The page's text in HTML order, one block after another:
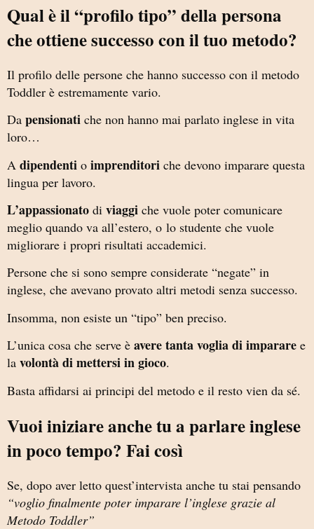
Qual è il “profilo tipo” della persona
che ottiene successo con il tuo metodo?
Il profilo delle persone che hanno successo con il metodo
Toddler è estremamente vario.
Da pensionati che non hanno mai parlato inglese in vita
loro…
A dipendenti o imprenditori che devono imparare questa
lingua per lavoro.
L’appassionato di viaggi che vuole poter comunicare
meglio quando va all’estero, o lo studente che vuole
migliorare i propri risultati accademici.
Persone che si sono sempre considerate “negate” in
inglese, che avevano provato altri metodi senza successo.
Insomma, non esiste un “tipo” ben preciso.
L’unica cosa che serve è avere tanta voglia di imparare e
la volontà di mettersi in gioco.
Basta affidarsi ai principi del metodo e il resto vien da sé.
Vuoi iniziare anche tu a parlare inglese
in poco tempo? Fai così
Se, dopo aver letto quest’intervista anche tu stai pensando
“voglio finalmente poter imparare l’inglese grazie al
Metodo Toddler”